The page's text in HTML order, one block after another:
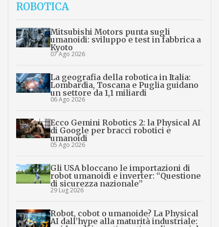
ROBOTICA
Mitsubishi Motors punta sugli
umanoidi: sviluppo e test in fabbrica a
Kyoto
07 Ago 2026
La geografia della robotica in Italia:
Lombardia, Toscana e Puglia guidano
un settore da 1,1 miliardi
06 Ago 2026
Ecco Gemini Robotics 2: la Physical AI
di Google per bracci robotici e
umanoidi
05 Ago 2026
Gli USA bloccano le importazioni di
robot umanoidi e inverter: “Questione
di sicurezza nazionale”
29 Lug 2026
Robot, cobot o umanoide? La Physical
AI dall’hype alla maturità industriale: